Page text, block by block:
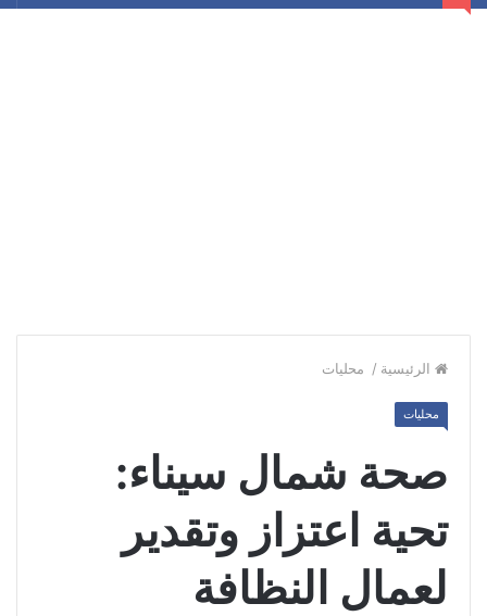
الرئيسية / محليات
محليات
صحة شمال سيناء:
تحية اعتزاز وتقدير
لعمال النظافة